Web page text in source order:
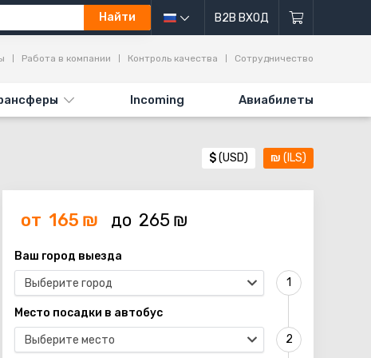
Найти B2B ВХОД
Incoming Авиабилеты
Работа в компании Контроль качества Сотрудничество
$(USD) ₪ (ILS)
от 165 ₪ до 265 ₪
Ваш город выезда
Выберите город
Место посадки в автобус
Выберите место